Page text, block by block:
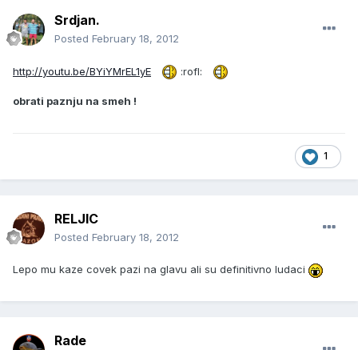
Srdjan.
Posted February 18, 2012
http://youtu.be/BYiYMrEL1yE :rofl:
obrati paznju na smeh !
1
RELJIC
Posted February 18, 2012
Lepo mu kaze covek pazi na glavu ali su definitivno ludaci
Rade